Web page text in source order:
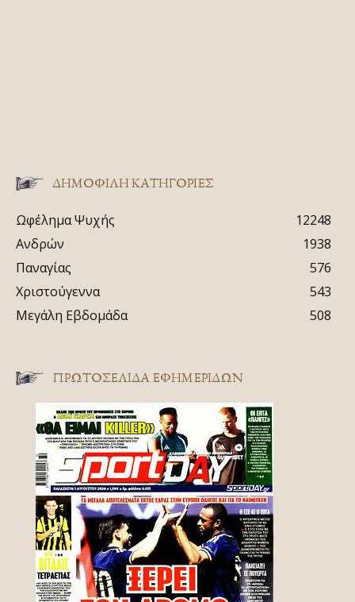
ΔΗΜΟΦΙΛΗ ΚΑΤΗΓΟΡΙΕΣ
Ωφέλημα Ψυχής
12248
Ανδρών
1938
Παναγίας
576
Χριστούγεννα
543
Μεγάλη Εβδομάδα
508
ΠΡΩΤΟΣΈΛΙΔΑ ΕΦΗΜΕΡΊΔΩΝ